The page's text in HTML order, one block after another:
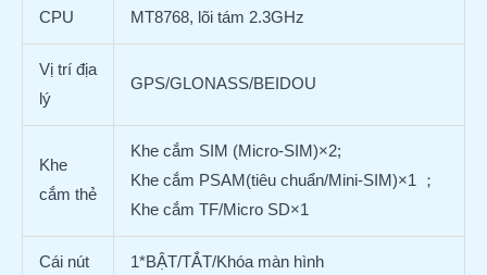
CPU MT8768, lõi tám 2.3GHz
Vị trí địa
lý
GPS/GLONASS/BEIDOU
Khe
cắm thẻ
Khe cắm SIM (Micro-SIM)×2;
Khe cắm PSAM(tiêu chuẩn/Mini-SIM)×1 ；
Khe cắm TF/Micro SD×1
Cái nút 1*BẬT/TẮT/Khóa màn hình